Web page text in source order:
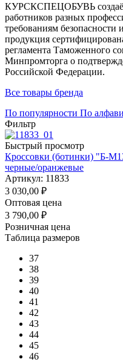
КУРСКСПЕЦОБУВЬ
работников разных
требованиям
продукция
регламента Таможенного
Минпромторга о
Российской Федерации.
Все товары бренда
По популярности По
Фильтр
Быстрый просмотр
Кроссовки (ботинки) "Б-
черные/оранжевые
Артикул: 11833
3 030,00 ₽
Оптовая цена
3 790,00 ₽
Розничная цена
Таблица размеров
37
38
39
40
41
42
43
44
45
46